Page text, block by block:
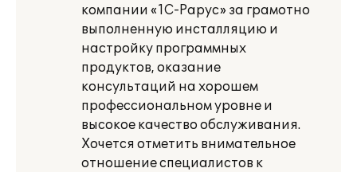
компании «1С-Рарус» за грамотно
выполненную инсталляцию и
настройку программных
продуктов, оказание
консультаций на хорошем
профессиональном уровне и
высокое качество обслуживания.
Хочется отметить внимательное
отношение специалистов к